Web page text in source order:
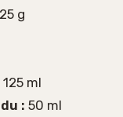
g
125 ml
: 50 ml